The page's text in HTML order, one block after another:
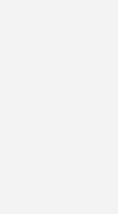
Schnellkredit zudem
mit bis zu zehn
000 Euro beantragen,
Umsatz. Der Bund
stellt die Hausbanken
Strategien
und neuen Konzepten